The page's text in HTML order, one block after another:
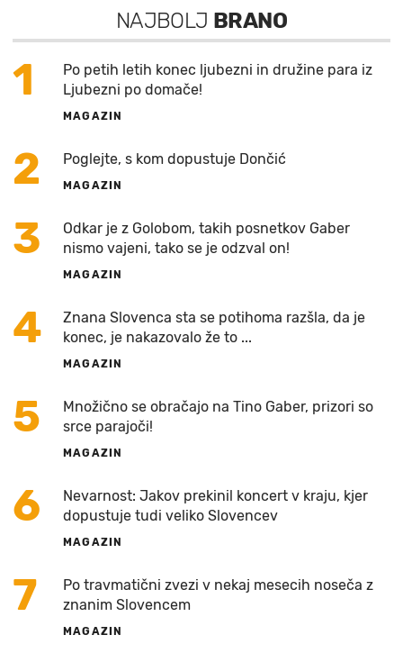
NAJBOLJ BRANO
1
Po petih letih konec ljubezni in družine para iz
Ljubezni po domače!
MAGAZIN
2 Poglejte, s kom dopustuje Dončić
MAGAZIN
3
Odkar je z Golobom, takih posnetkov Gaber
nismo vajeni, tako se je odzval on!
MAGAZIN
4
Znana Slovenca sta se potihoma razšla, da je
konec, je nakazovalo že to ...
MAGAZIN
5
Množično se obračajo na Tino Gaber, prizori so
srce parajoči!
MAGAZIN
6
Nevarnost: Jakov prekinil koncert v kraju, kjer
dopustuje tudi veliko Slovencev
MAGAZIN
7
Po travmatični zvezi v nekaj mesecih noseča z
znanim Slovencem
MAGAZIN